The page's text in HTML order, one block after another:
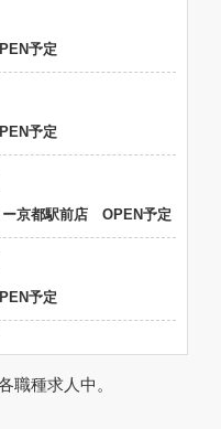
ージュブランシェ」新登
内容が盛りだくさんの新
「THREE+」新登場！
……
「TWO+」新登場！
た新商品……
」新登場！
商品……
予定
予定
京都駅前店 OPEN予定
予定
予定
職種求人中。